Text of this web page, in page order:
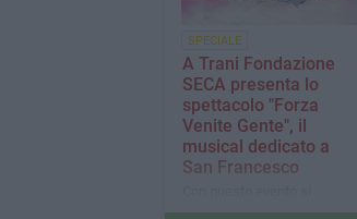
scrittura meccanica e il
SPECIALE
A Trani Fondazione
SECA presenta lo
spettacolo "Forza
Venite Gente", il
musical dedicato a
San Francesco
intende rendere omaggio